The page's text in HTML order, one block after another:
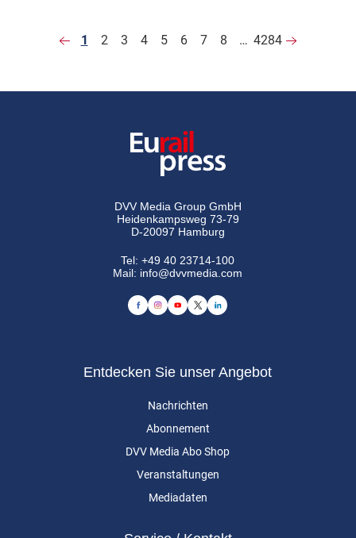
1 2 3 4 5 6 7 8 … 4284
DVV Media Group GmbH
Heidenkampsweg 73-79
D-20097 Hamburg
Tel:+49 40 23714-100
Mail: info@dvvmedia.com
Entdecken Sie unser Angebot
Nachrichten
Abonnement
DVV Media Abo Shop
Veranstaltungen
Mediadaten